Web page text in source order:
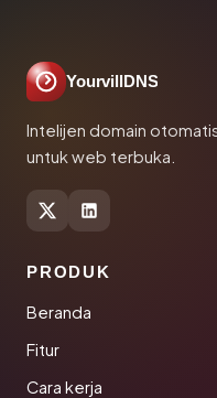
YourvillDNS
Intelijen domain
untuk web terbuka.
PRODUK
Beranda
Fitur
Cara kerja